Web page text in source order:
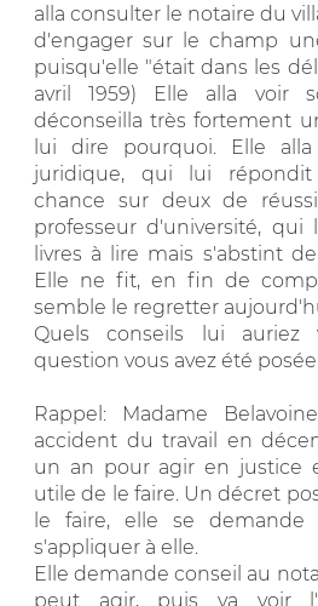
alla consulter le notaire du
d'engager sur le champ
puisqu'elle "était dans les
avril 1959) Elle alla voir
déconseilla très fortement
lui dire pourquoi. Elle
juridique, qui lui
chance sur deux de
professeur d'université, qui
livres à lire mais s'abstint
Elle ne fit, en fin de
semble le regretter
Quels conseils lui
question vous avez été
Rappel: Madame
accident du travail en
un an pour agir en justice
utile de le faire. Un décret
le faire, elle se
s'appliquer à elle.
Elle demande conseil au
peut agir, puis va voir